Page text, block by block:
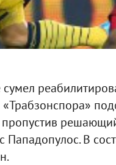
пропустив
Пападопулос. В